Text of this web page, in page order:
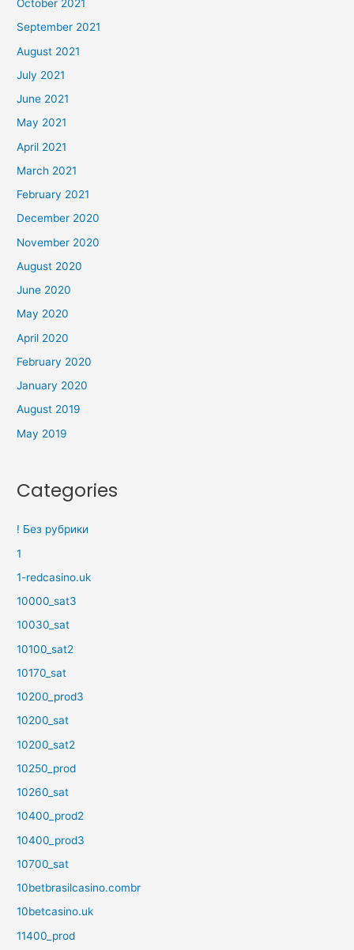
October 2021
September 2021
August 2021
July 2021
June 2021
May 2021
April 2021
March 2021
February 2021
December 2020
November 2020
August 2020
June 2020
May 2020
April 2020
February 2020
January 2020
August 2019
May 2019
Categories
! Без рубрики
1
1-redcasino.uk
10000_sat3
10030_sat
10100_sat2
10170_sat
10200_prod3
10200_sat
10200_sat2
10250_prod
10260_sat
10400_prod2
10400_prod3
10700_sat
10betbrasilcasino.combr
10betcasino.uk
11400_prod